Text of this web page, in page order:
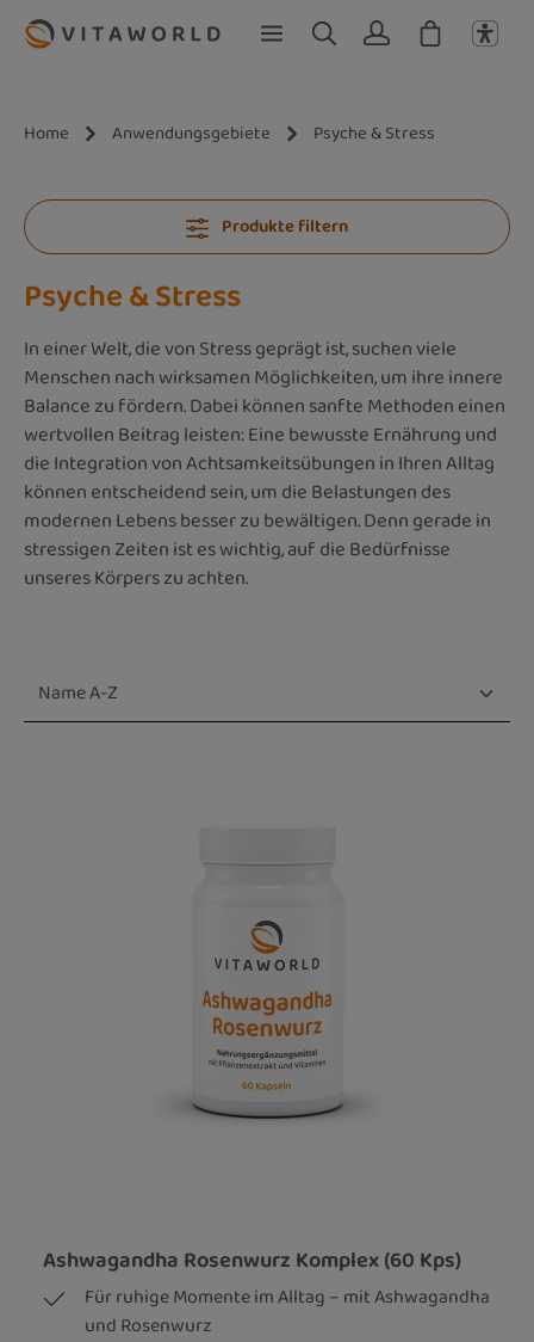
Zum Hauptinhalt springen
Home Anwendungsgebiete Psyche & Stress
Produkte filtern
Psyche & Stress
In einer Welt, die von Stress geprägt ist, suchen viele
Menschen nach wirksamen Möglichkeiten, um ihre innere
Balance zu fördern. Dabei können sanfte Methoden einen
wertvollen Beitrag leisten: Eine bewusste Ernährung und
die Integration von Achtsamkeitsübungen in Ihren Alltag
können entscheidend sein, um die Belastungen des
modernen Lebens besser zu bewältigen. Denn gerade in
stressigen Zeiten ist es wichtig, auf die Bedürfnisse
unseres Körpers zu achten.
Ashwagandha Rosenwurz Komplex (60 Kps)
Für ruhige Momente im Alltag – mit Ashwagandha
und Rosenwurz